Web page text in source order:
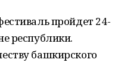
пройдет 24-
республики.
башкирского